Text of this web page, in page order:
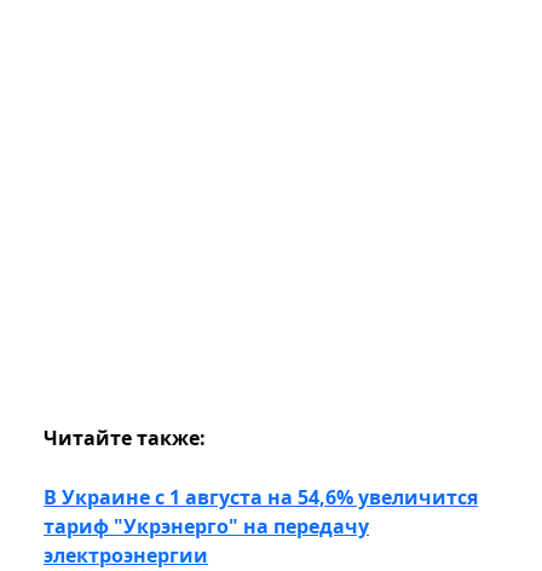
Читайте также:
В Украине с 1 августа на 54,6% увеличится
тариф "Укрэнерго" на передачу
электроэнергии